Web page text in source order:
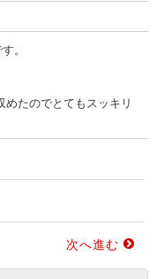
。
たのでとてもスッキリ
次へ進む